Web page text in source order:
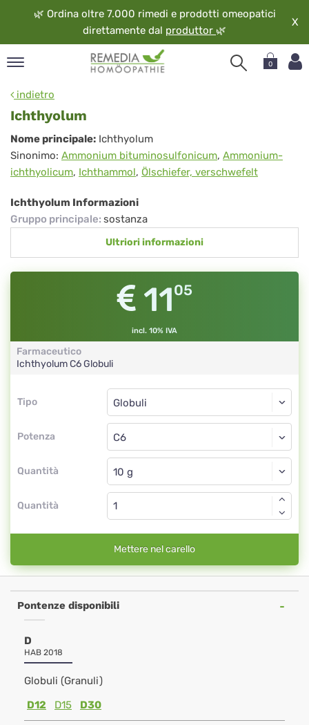
🌿 Ordina oltre 7.000 rimedi e prodotti omeopatici
direttamente dal produttor 🌿
X
0
indietro
Ichthyolum
Ichthyolum
Nome principale: Ichthyolum
Sinonimo: Ammonium bituminosulfonicum, Ammonium-
ichthyolicum, Ichthammol, Ölschiefer, verschwefelt
Ichthyolum Informazioni
Gruppo principale: sostanza
Ultriori informazioni
1105
incl. 10% IVA
Farmaceutico
IchthyolumC6Globuli
Tipo
Tipo
Potenza
Globuli
C6
Quantità
Globuli
Quantità
Mettere nel carello
Pontenze disponibili
D
HAB 2018
Globuli (Granuli)
D12
D15 D30